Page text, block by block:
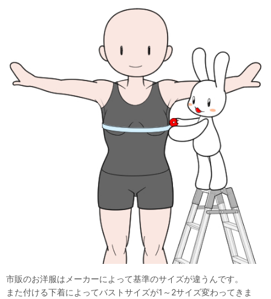
市販のお洋服はメーカーによって基準のサイズが違うんです。
また付ける下着によってバストサイズが1～2サイズ変わってきま